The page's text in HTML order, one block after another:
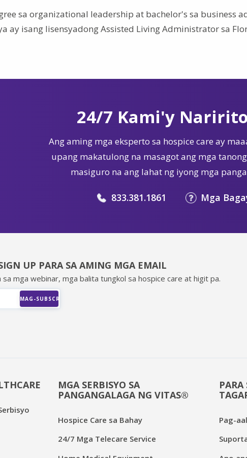
sa organizational leadership at bachelor's sa business
ay isang lisensyadong Assisted Living Administrator sa
24/7 Kami'y
Ang aming mga eksperto sa hospice care ay
upang makatulong na masagot ang mga
masiguro na ang lahat ng iyong mga
833.381.1861 Mga
UP PARA SA AMING MGA EMAIL
sa mga webinar, mga balita tungkol sa hospice care at higit pa.
MGA SERBISYO SA
PANGANGALAGA NG VITAS®
Hospice Care sa Bahay
24/7 Mga Telecare Service
Pag-